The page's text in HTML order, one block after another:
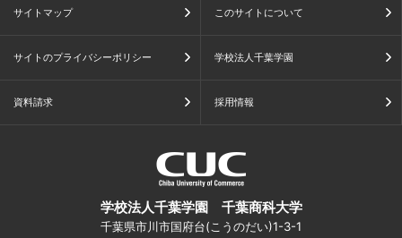
サイトマップ このサイトについて
サイトのプライバシーポリシー 学校法人千葉学園
資料請求 採用情報
学校法人千葉学園 千葉商科大学
千葉県市川市国府台(こうのだい)1-3-1